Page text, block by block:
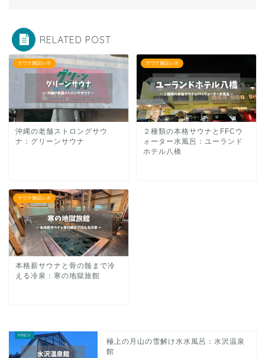
RELATED POST
サウナ施設レポ
沖縄の老舗ストロングサウ
ナ：グリーンサウナ
サウナ施設レポ
２種類の本格サウナとFFCウ
ォーター水風呂：ユーランド
ホテル八橋
サウナ施設レポ
本格薪サウナと骨の髄まで冷
える冷泉：寒の地獄旅館
極上の月山の雪解け水水風呂：水沢温泉
館